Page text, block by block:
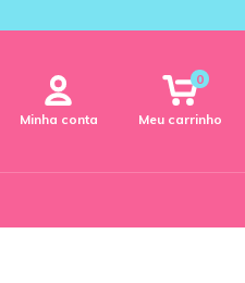
Minha conta Meu carrinho
0